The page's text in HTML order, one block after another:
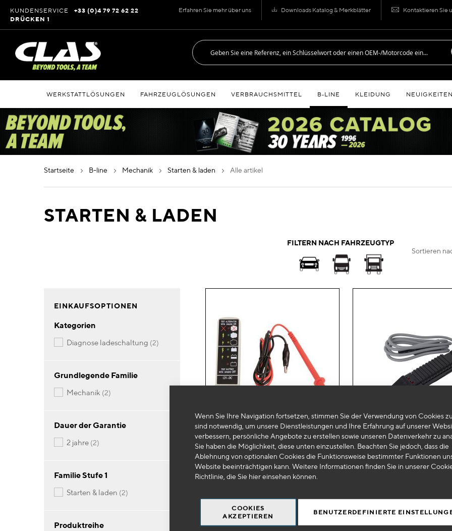
Wenn Sie Ihre Navigation fortsetzen, stimmen Sie der Verwendung von Cookies
sind notwendig, um unsere Dienstleistungen und Ihre Erfahrung auf unserer
verbessern, persönliche Angebote zu erstellen sowie unseren Datenverkehr zu
Sie haben die Möglichkeit, diese unten einzustellen. Beachten Sie jedoch, dass die
Ablehnung von optionalen Cookies die Funktionsweise bestimmter Funktionen
Website beeinträchtigen kann. Weitere Informationen finden Sie in unserer
Richtlinie, die Sie hiereinsehen können.
COOKIES
AKZEPTIEREN
BENUTZERDEFINIERTE
Erfahren Sie mehr über uns Downloads Katalog & Merkblätter Kontaktieren Sie
Inhalt
springen
KUNDENSERVICE
+33 (0)4 79 72 62 22
DRÜCKEN 1
WERKSTATTLÖSUNGEN FAHRZEUGLÖSUNGEN VERBRAUCHSMITTEL B‑LINE KLEIDUNG NEUIGKEITEN
startseite b-line mechanik starten & laden alle artikel
STARTEN & LADEN
FILTERN NACH FAHRZEUGTYP
Sortieren
14 € HT
Zur
Wunschliste
hinzufügen
EINKAUFSOPTIONEN
Kategorien
diagnose ladeschaltung 2Artikel
Grundlegende Familie
mechanik 2Artikel
Dauer der Garantie
2 jahre 2Artikel
Familie Stufe 1
starten & laden 2Artikel
Produktreihe